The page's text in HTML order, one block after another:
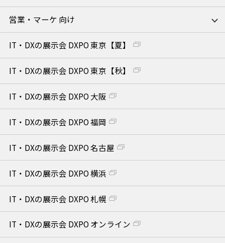
営業・マーケ 向け
IT・DXの展示会 DXPO 東京【夏】
IT・DXの展示会 DXPO 東京【秋】
IT・DXの展示会 DXPO 大阪
IT・DXの展示会 DXPO 福岡
IT・DXの展示会 DXPO 名古屋
IT・DXの展示会 DXPO 横浜
IT・DXの展示会 DXPO 札幌
IT・DXの展示会 DXPO オンライン